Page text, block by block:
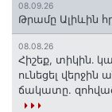
08.09.26
Թրամը Ալիևին
08.08.26
Հիշեք, տիկին․
ունեցել վերջին
ճակատը.